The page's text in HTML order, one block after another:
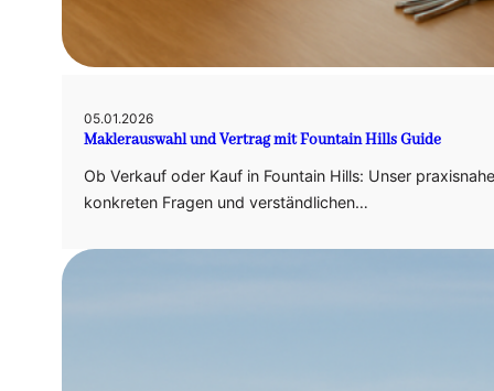
05.01.2026
Maklerauswahl und Vertrag mit Fountain Hills Guide
Ob Verkauf oder Kauf in Fountain Hills: Unser
konkreten Fragen und verständlichen…